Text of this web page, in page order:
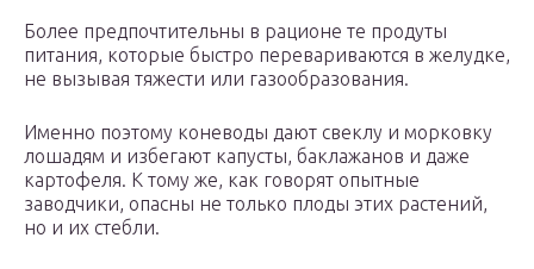
Более предпочтительны в рационе те продуты
питания, которые быстро перевариваются в желудке,
не вызывая тяжести или газообразования.
Именно поэтому коневоды дают свеклу и морковку
лошадям и избегают капусты, баклажанов и даже
картофеля. К тому же, как говорят опытные
заводчики, опасны не только плоды этих растений,
но и их стебли.